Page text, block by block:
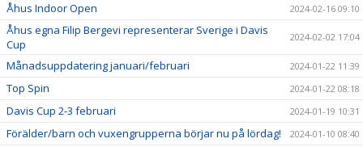
Åhus Indoor Open 2024-02-16 09:10
Åhus egna Filip Bergevi representerar Sverige i Davis
Cup
2024-02-02 17:04
Månadsuppdatering januari/februari 2024-01-22 11:39
Top Spin 2024-01-22 08:18
Davis Cup 2-3 februari 2024-01-19 10:31
Förälder/barn och vuxengrupperna börjar nu på lördag! 2024-01-10 08:40